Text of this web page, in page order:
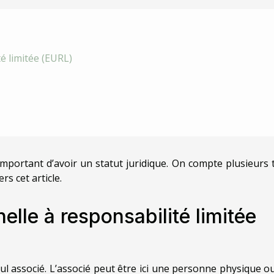
limitée (EURL)
d’avoir un statut juridique. On compte plusieurs
cet article.
à responsabilité limitée
associé. L’associé peut être ici une personne physique